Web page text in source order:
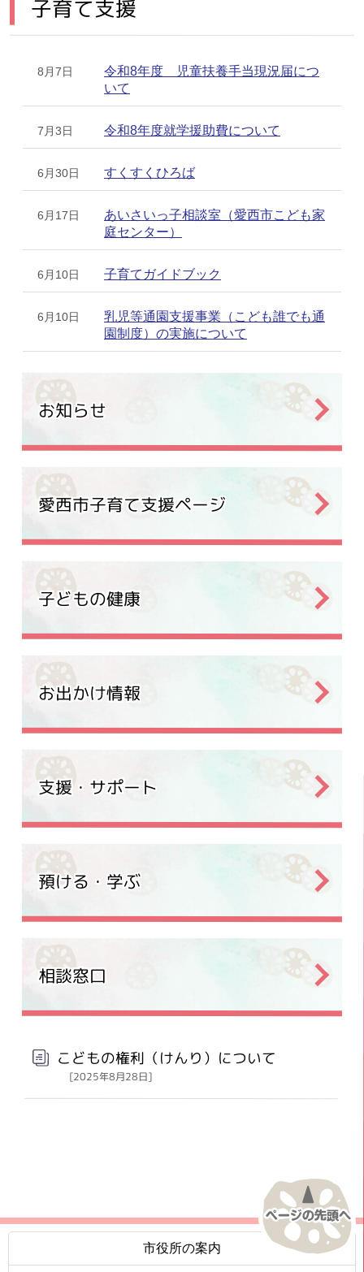
子育て支援
8月7日
令和8年度 児童扶養手当現況届につ
いて
7月3日 令和8年度就学援助費について
6月30日 すくすくひろば
6月17日
あいさいっ子相談室（愛西市こども家
庭センター）
6月10日 子育てガイドブック
6月10日
乳児等通園支援事業（こども誰でも通
園制度）の実施について
メインメニュー
お知らせ
愛西市子育て支援ページ
子どもの健康
お出かけ情報
支援・サポート
預ける・学ぶ
相談窓口
こどもの権利（けんり）について
[2025年8月28日]
市役所の案内